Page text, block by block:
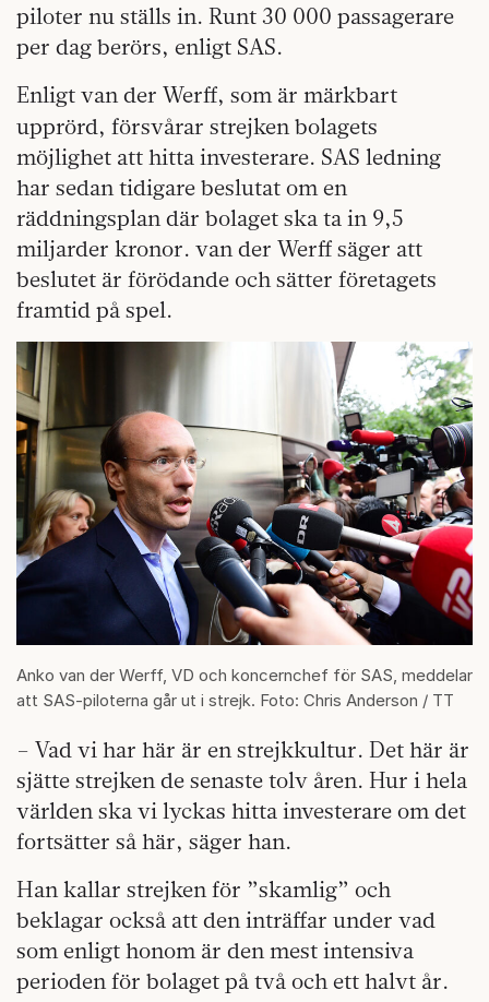
piloter nu ställs in. Runt 30 000 passagerare
per dag berörs, enligt SAS.
Enligt van der Werff, som är märkbart
upprörd, försvårar strejken bolagets
möjlighet att hitta investerare. SAS ledning
har sedan tidigare beslutat om en
räddningsplan där bolaget ska ta in 9,5
miljarder kronor. van der Werff säger att
beslutet är förödande och sätter företagets
framtid på spel.
Anko van der Werff, VD och koncernchef för SAS, meddelar
att SAS-piloterna går ut i strejk. Foto: Chris Anderson / TT
– Vad vi har här är en strejkkultur. Det här är
sjätte strejken de senaste tolv åren. Hur i hela
världen ska vi lyckas hitta investerare om det
fortsätter så här, säger han.
Han kallar strejken för ”skamlig” och
beklagar också att den inträffar under vad
som enligt honom är den mest intensiva
perioden för bolaget på två och ett halvt år.